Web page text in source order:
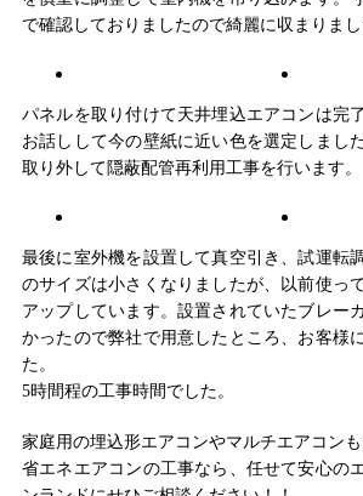
で確認しておりましたので綺麗に収まりまし
パネルを取り付けて天井埋込エアコンは完
お話しして今の壁紙に近い色を選定しまし
取り外して隠蔽配管再利用工事を行います。
最後に室外機を設置して真空引き、試運転
のサイズは小さくなりましたが、以前使っ
アップしています。設置されていたブレー
かったので弊社で用意したところ、お客様
た。
5時間程の工事時間でした。
家庭用の埋込形エアコンやマルチエアコンも
省エネエアコンの工事なら、任せて安心の